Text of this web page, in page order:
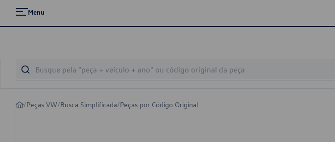
Menu
/Peças VW/Busca Simplificada/Peças por Código Original